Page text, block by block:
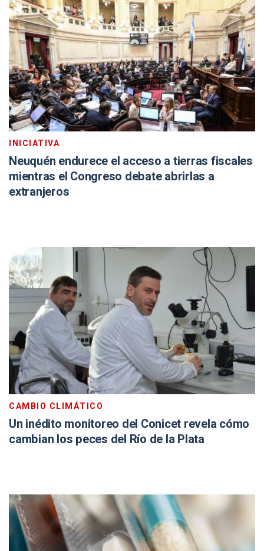
INICIATIVA
Neuquén endurece el acceso a tierras fiscales
mientras el Congreso debate abrirlas a
extranjeros
CAMBIO CLIMÁTICO
Un inédito monitoreo del Conicet revela cómo
cambian los peces del Río de la Plata